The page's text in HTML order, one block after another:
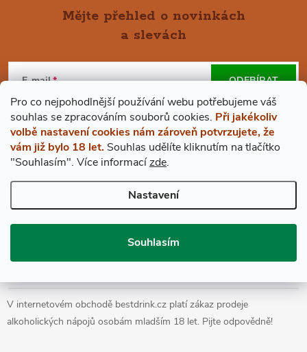
Pro co nejpohodlnější používání webu potřebujeme váš
souhlas se zpracováním souborů cookies. Při jakékoliv
volbě nastavení cookies nám zároveň potvrzujete, že
vám již bylo 18 let. Souhlas udělíte kliknutím na tlačítko
"Souhlasím". Více informacízde.
Nastavení
Souhlasím
Á
P
A
T
Mějte přehled o novinkách
a slevách
E-mail
Vložením e-mailu souhlasíte spodmínkami ochrany osobních údajů
ODEBÍRAT
VŠE O NÁKUPU